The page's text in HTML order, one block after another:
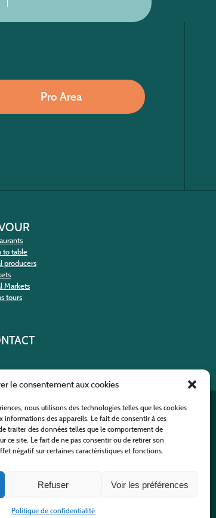
le consentement aux cookies
nous utilisons des technologies telles que les cookies
informations des appareils. Le fait de consentir à ces
traiter des données telles que le comportement de
ce site. Le fait de ne pas consentir ou de retirer son
négatif sur certaines caractéristiques et fonctions.
Refuser Voir les préférences
Politique de confidentialité
Pro Area
to table
producers
Markets
tours